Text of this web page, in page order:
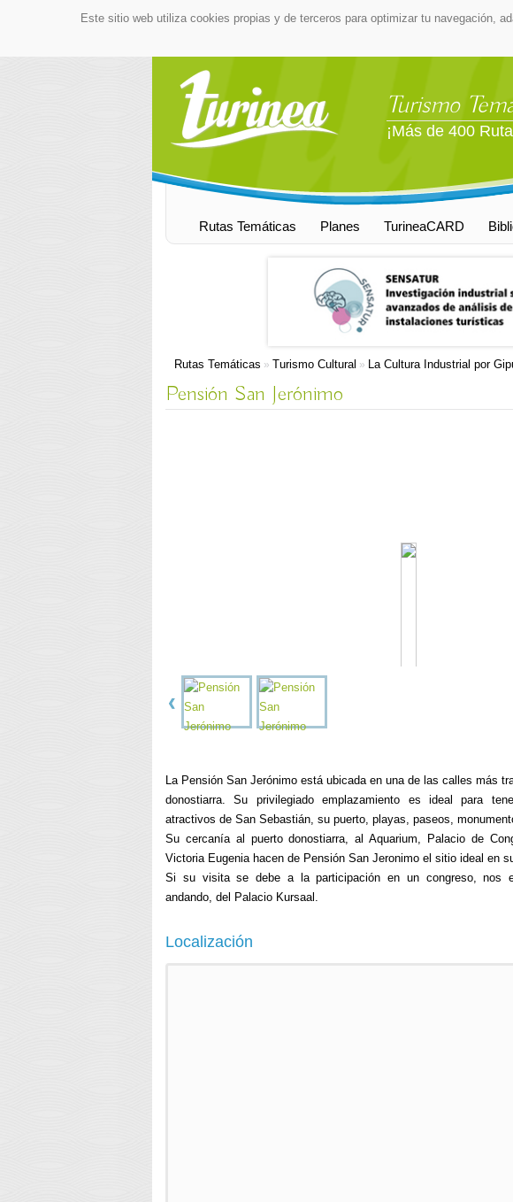
Este sitio web utiliza cookies propias y de terceros para optimizar tu navegación,
Turismo
¡Más de 400
Rutas Temáticas Planes TurineaCARD
Rutas Temáticas » Turismo Cultural » La Cultura Industrial por
Pensión San Jerónimo
La Pensión San Jerónimo está ubicada en una de las calles más
donostiarra. Su privilegiado emplazamiento es ideal para
atractivos de San Sebastián, su puerto, playas, paseos,
Su cercanía al puerto donostiarra, al Aquarium, Palacio de
Victoria Eugenia hacen de Pensión San Jeronimo el sitio ideal en
Si su visita se debe a la participación en un congreso, nos
andando, del Palacio Kursaal.
Localización